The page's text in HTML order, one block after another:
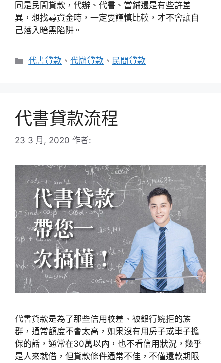
同是民間貸款，代辦、代書、當鋪還是有些許差
異，想找尋資金時，一定要謹慎比較，才不會讓自
己落入暗黑陷阱。
分
代書貸款 、代辦貸款 、 民間貸款
代書貸款流程
23 3 月, 2020 作者:
代書貸款是為了那些信用較差、被銀行婉拒的族
群，通常額度不會太高，如果沒有用房子或車子擔
保的話，通常在30萬以內，也不看信用狀況，幾乎
是人來就借，但貸款條件通常不佳，不僅還款期限